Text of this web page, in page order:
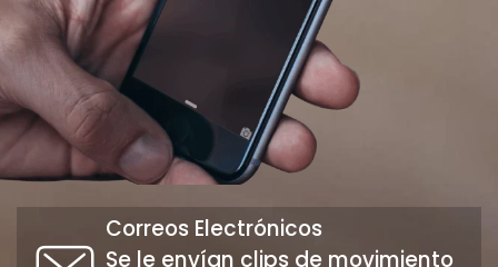
Correos Electrónicos
Se le envían clips de movimiento